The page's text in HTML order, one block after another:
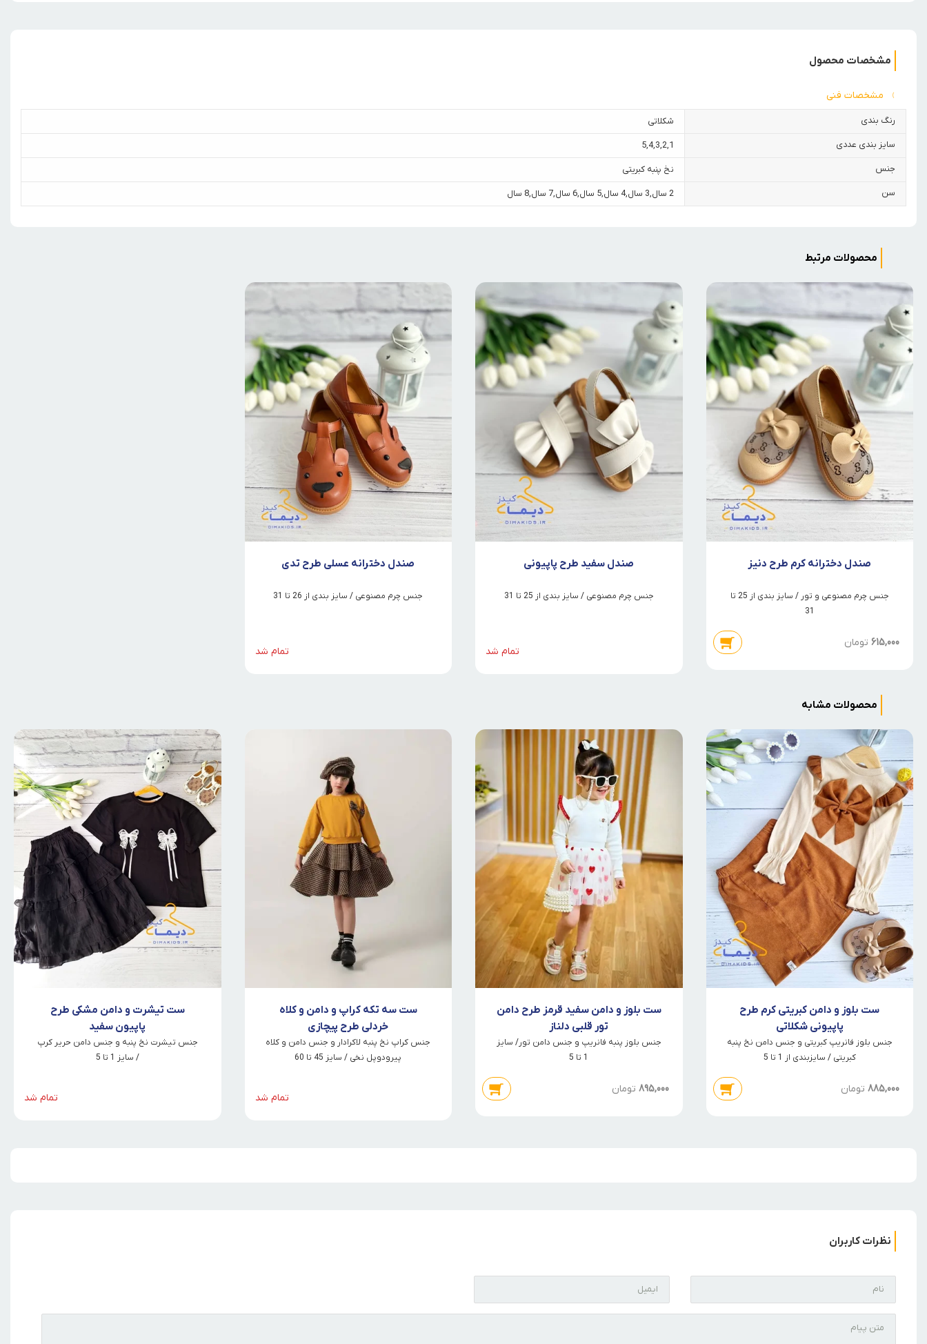
مشخصات محصول
مشخصات فنی
رنگ بندی شکلاتی
سایز بندی عددی 1
,
2
,
3
,
4
,
5
جنس نخ پنبه کبریتی
سن 2 سال ,3 سال ,4 سال ,5 سال ,6 سال ,7 سال ,8 سال
محصولات مرتبط
صندل دخترانه کرم طرح دنیز
جنس چرم مصنوعی و تور / سایز بندی از 25 تا
31
615,000 تومان
صندل سفید طرح پاپیونی
جنس چرم مصنوعی / سایز بندی از 25 تا 31
تمام شد
صندل دخترانه عسلی طرح تدی
جنس چرم مصنوعی / سایز بندی از 26 تا 31
تمام شد
محصولات مشابه
ست بلوز و دامن کبریتی کرم طرح
پاپیونی شکلاتی
جنس بلوز فانریپ کبریتی و جنس دامن نخ پنبه
کبریتی / سایزبندی از 1 تا 5
885,000 تومان
ست بلوز و دامن سفید قرمز طرح دامن
تور قلبی دلناز
جنس بلوز پنبه فانریپ و جنس دامن تور/ سایز
1 تا 5
895,000 تومان
ست سه تکه کراپ و دامن و کلاه
خردلی طرح پیچازی
جنس کراپ نخ پنبه لاکرادار و جنس دامن و کلاه
پیرودوپل نخی / سایز 45 تا 60
تمام شد
ست تیشرت و دامن مشکی طرح
پاپیون سفید
جنس تیشرت نخ پنبه و جنس دامن حریر کرپ
/ سایز 1 تا 5
تمام شد
نظرات کاربران